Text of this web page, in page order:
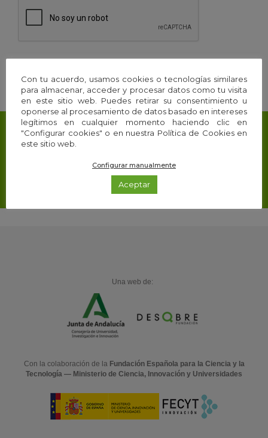
¿Aun no formas parte de la Guía de expert@s?
Una web de:
Con la colaboración de la Fundación Española para la Ciencia y la
Tecnología — Ministerio de Ciencia, Innovación y Universidades
Con tu acuerdo, usamos cookies o tecnologías similares
para almacenar, acceder y procesar datos como tu visita
en este sitio web. Puedes retirar su consentimiento u
oponerse al procesamiento de datos basado en intereses
legítimos en cualquier momento haciendo clic en
"Configurar cookies" o en nuestra Política de Cookies en
este sitio web.
Configurar manualmente
Aceptar